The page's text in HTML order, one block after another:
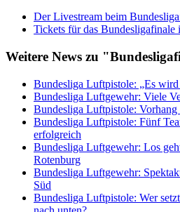
Der Livestream beim
Tickets für das Bundesligafinale
Weitere News zu
Bundesliga Luftpistole: „Es wird
Bundesliga Luftgewehr: Viele
Bundesliga Luftpistole:
Bundesliga Luftpistole: Fünf
erfolgreich
Bundesliga Luftgewehr: Los
Rotenburg
Bundesliga Luftgewehr:
Süd
Bundesliga Luftpistole: Wer